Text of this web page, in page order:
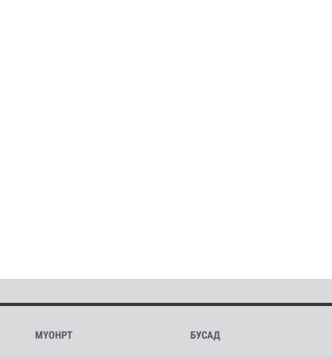
МҮОНРТ БУСАД